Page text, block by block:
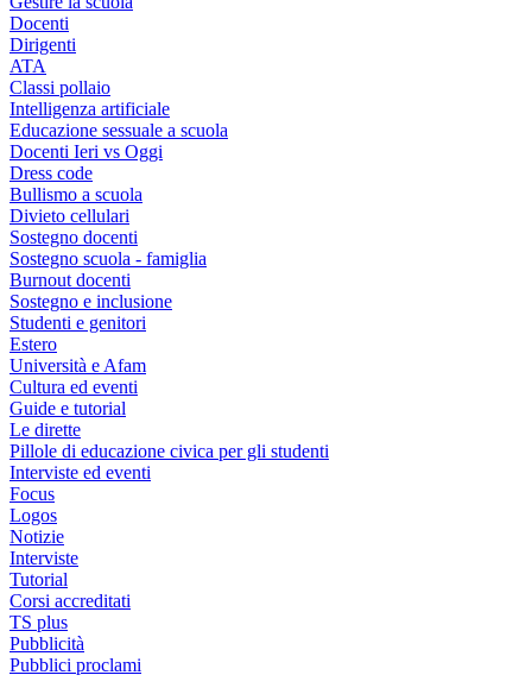
Docenti
Dirigenti
ATA
Classi pollaio
Intelligenza artificiale
Educazione sessuale a scuola
Docenti Ieri vs Oggi
Dress code
Bullismo a scuola
Divieto cellulari
Sostegno docenti
Sostegno scuola - famiglia
Burnout docenti
Sostegno e inclusione
Studenti e genitori
Estero
Università e Afam
Cultura ed eventi
Guide e tutorial
Le dirette
Pillole di educazione civica per gli studenti
Interviste ed eventi
Focus
Logos
Notizie
Interviste
Tutorial
Corsi accreditati
TS plus
Pubblicità
Pubblici proclami